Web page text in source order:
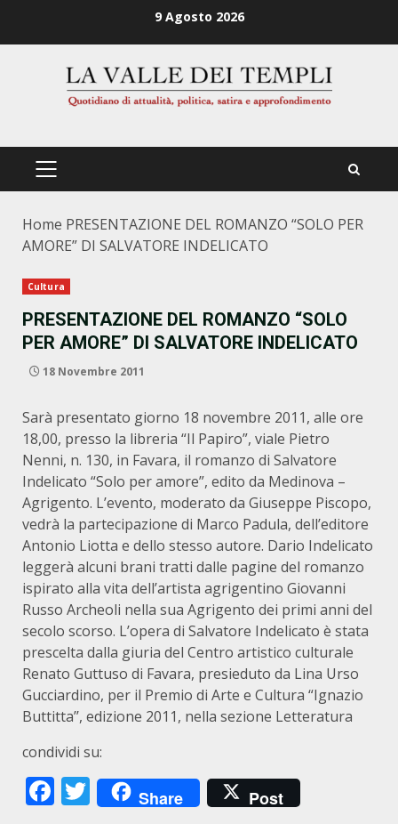
9 Agosto 2026
PRIMÄRES
Home PRESENTAZIONE DEL ROMANZO “SOLO PER
AMORE” DI SALVATORE INDELICATO
Cultura
PRESENTAZIONE DEL ROMANZO “SOLO
PER AMORE” DI SALVATORE INDELICATO
18 Novembre 2011
Sarà presentato giorno 18 novembre 2011, alle ore
18,00, presso la libreria “Il Papiro”, viale Pietro
Nenni, n. 130, in Favara, il romanzo di Salvatore
Indelicato “Solo per amore”, edito da Medinova –
Agrigento. L’evento, moderato da Giuseppe Piscopo,
vedrà la partecipazione di Marco Padula, dell’editore
Antonio Liotta e dello stesso autore. Dario Indelicato
leggerà alcuni brani tratti dalle pagine del romanzo
ispirato alla vita dell’artista agrigentino Giovanni
Russo Archeoli nella sua Agrigento dei primi anni del
secolo scorso. L’opera di Salvatore Indelicato è stata
prescelta dalla giuria del Centro artistico culturale
Renato Guttuso di Favara, presieduto da Lina Urso
Gucciardino, per il Premio di Arte e Cultura “Ignazio
Buttitta’’, edizione 2011, nella sezione Letteratura
condividi su:
Facebook
Twitter
Share Post